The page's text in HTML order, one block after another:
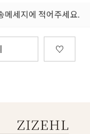
메세지에 적어주세요.
♡